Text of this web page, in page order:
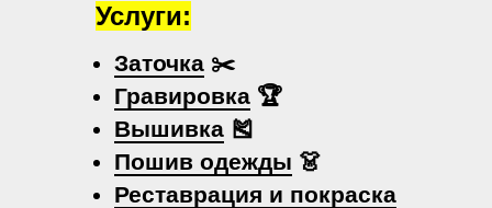
Заточка ✂️
Гравировка 🏆
Вышивка 🎽
Пошив одежды 👗
Реставрация и покраска
Услуги: